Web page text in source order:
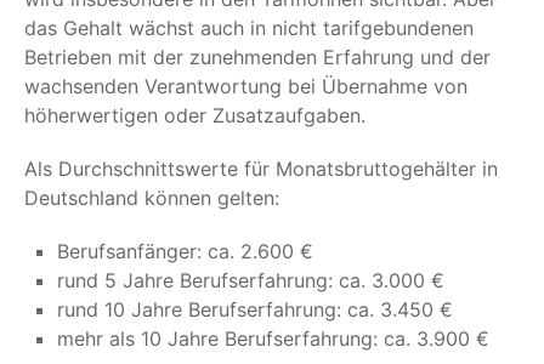
das Gehalt wächst auch in nicht tarifgebundenen
Betrieben mit der zunehmenden Erfahrung und der
wachsenden Verantwortung bei Übernahme von
höherwertigen oder Zusatzaufgaben.
Als Durchschnittswerte für Monatsbruttogehälter in
Deutschland können gelten:
Berufsanfänger: ca. 2.600 €
rund 5 Jahre Berufserfahrung: ca. 3.000 €
rund 10 Jahre Berufserfahrung: ca. 3.450 €
mehr als 10 Jahre Berufserfahrung: ca. 3.900 €